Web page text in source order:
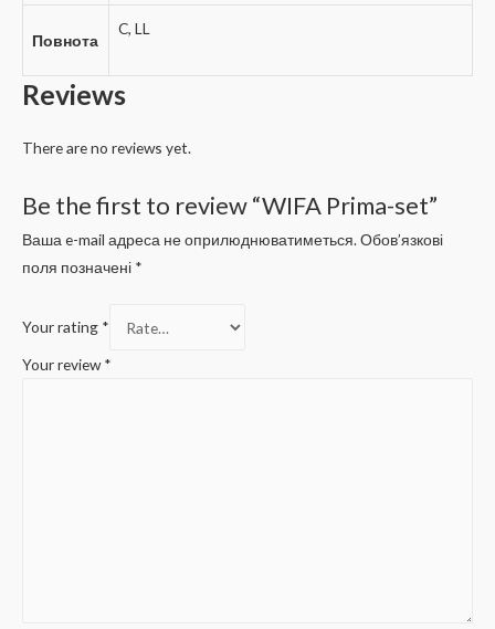
Повнота
C, LL
Reviews
There are no reviews yet.
Be the first to review “WIFA Prima-set”
Ваша e-mail адреса не оприлюднюватиметься. Обов’язкові
поля позначені *
Your rating *
Your review*